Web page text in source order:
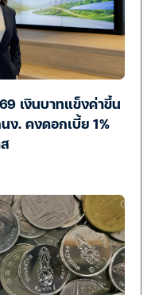
เงินบาทแข็งค่าขึ้น
ง. คงดอกเบี้ย 1%